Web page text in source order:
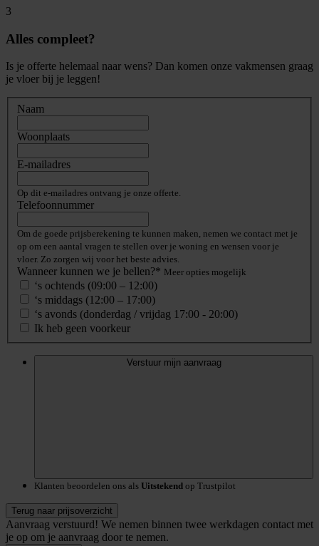
3
Alles compleet?
Is je offerte helemaal naar wens? Dan komen onze vakmensen graag
je vloer bij je leggen!
Naam
Woonplaats
E-mailadres
Op dit e-mailadres ontvang je onze offerte.
Telefoonnummer
Om de goede prijsberekening te kunnen maken, nemen we contact met je
op om een aantal vragen te stellen over je woning en wensen voor je
vloer. Zo zorgen wij voor het beste advies.
Wanneer kunnen we je bellen?* Meer opties mogelijk
‘s ochtends (09:00 – 12:00)
‘s middags (12:00 – 17:00)
‘s avonds (donderdag / vrijdag 17:00 - 20:00)
Ik heb geen voorkeur
Verstuur mijn aanvraag
Klanten beoordelen ons als Uitstekend op Trustpilot
Terug naar prijsoverzicht
Aanvraag verstuurd! We nemen binnen twee werkdagen contact met
je op om je aanvraag door te nemen.